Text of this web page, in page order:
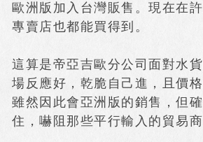
歐洲版加入台灣販售。現在在
專賣店也都能買得到。
這算是帝亞吉歐分公司面對水
場反應好，乾脆自己進，且價格
雖然因此會亞洲版的銷售，但
住，嚇阻那些平行輸入的貿易商